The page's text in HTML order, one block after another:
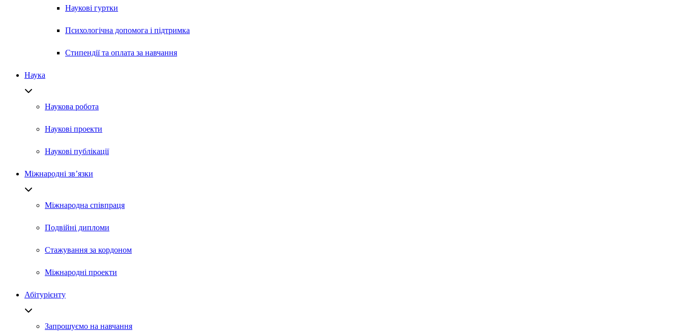
Наукові гуртки
Психологічна допомога і підтримка
Стипендії та оплата за навчання
Наука
Наукова робота
Наукові проекти
Наукові публікації
Міжнародні зв’язки
Міжнародна співпраця
Подвійні дипломи
Стажування за кордоном
Міжнародні проекти
Абітурієнту
Запрошуємо на навчання